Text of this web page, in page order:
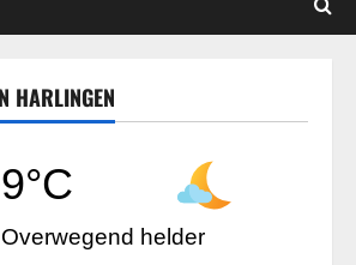
HARLINGEN
Overwegend helder